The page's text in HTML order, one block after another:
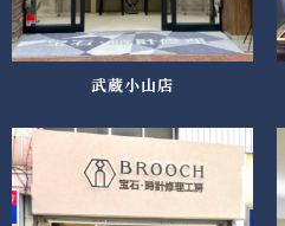
武蔵小山店